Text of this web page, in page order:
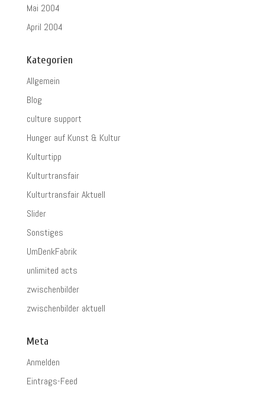
Mai 2004
April 2004
Kategorien
Allgemein
Blog
culture support
Hunger auf Kunst & Kultur
Kulturtipp
Kulturtransfair
Kulturtransfair Aktuell
Slider
Sonstiges
UmDenkFabrik
unlimited acts
zwischenbilder
zwischenbilder aktuell
Meta
Anmelden
Eintrags-Feed